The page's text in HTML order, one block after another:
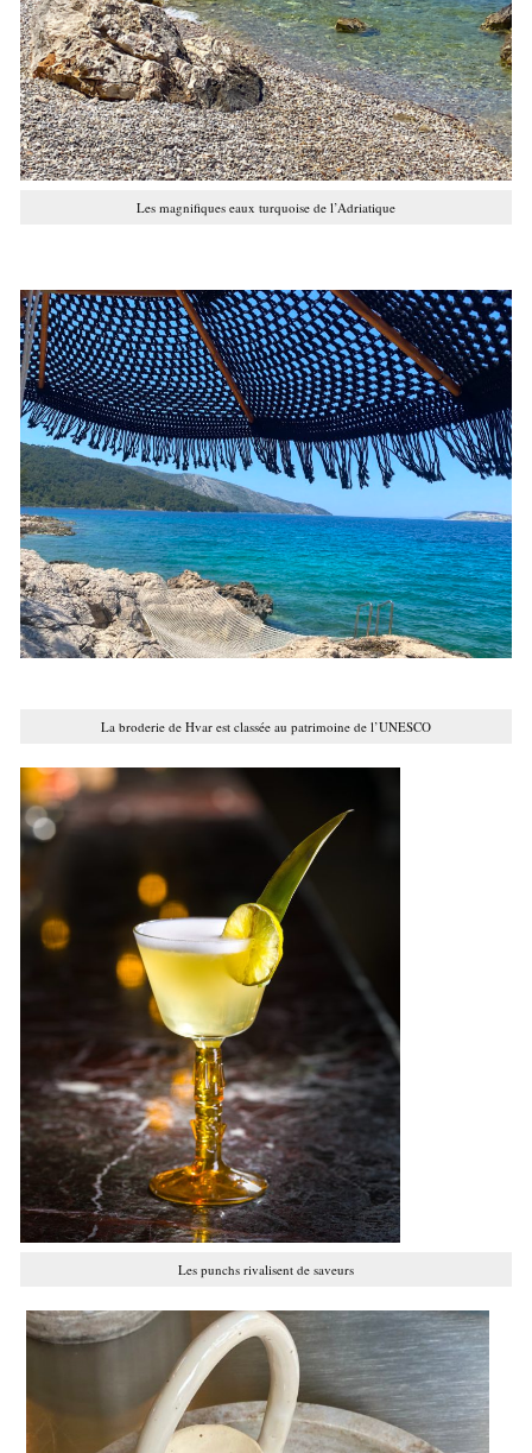
Les magnifiques eaux turquoise de l’Adriatique
La broderie de Hvar est classée au patrimoine de l’UNESCO
Les punchs rivalisent de saveurs